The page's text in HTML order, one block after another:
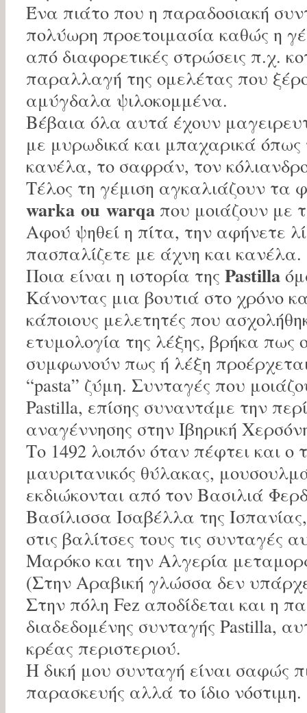
Ένα πιάτο που η παραδοσιακή
πολύωρη προετοιμασία καθώς η
από διαφορετικές στρώσεις π.χ.
παραλλαγή της ομελέτας που
αμύγδαλα ψιλοκομμένα.
Βέβαια όλα αυτά έχουν
με μυρωδικά και μπαχαρικά όπως
κανέλα, το σαφράν, τον
Τέλος τη γέμιση αγκαλιάζουν τα
warka ou warqaπου μοιάζουν με
Αφού ψηθεί η πίτα, την αφήνετε
πασπαλίζετε με άχνη και κανέλα.
Ποια είναι η ιστορία της Pastilla
Κάνοντας μια βουτιά στο χρόνο
κάποιους μελετητές που
ετυμολογία της λέξης, βρήκα πως
συμφωνούν πως ή λέξη
“pasta” ζύμη. Συνταγές που
Pastilla, επίσης συναντάμε την
αναγέννησης στην Ιβηρική
Το 1492 λοιπόν όταν πέφτει και ο
μαυριτανικός θύλακας,
εκδιώκονται από τον Βασιλιά
Βασίλισσα Ισαβέλλα της
στις βαλίτσες τους τις συνταγές
Μαρόκο και την Αλγερία
(Στην Αραβική γλώσσα δεν
Στην πόλη Fez αποδίδεται και η
διαδεδομένης συνταγής Pastilla,
κρέας περιστεριού.
Η δική μου συνταγή είναι σαφώς
παρασκευής αλλά το ίδιο νόστιμη.